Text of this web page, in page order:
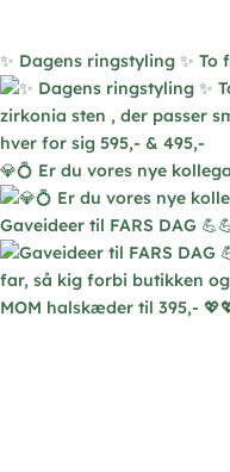
✨ Dagens ringstyling ✨
💎💍 Er du vores nye
Gaveideer til FARS DAG
MOM halskæder til 395,-